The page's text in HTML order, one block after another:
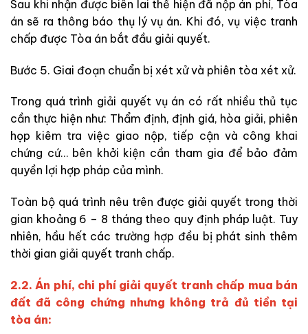
Sau khi nhận được biên lai thể hiện đã nộp án phí, Tòa
án sẽ ra thông báo thụ lý vụ án. Khi đó, vụ việc tranh
chấp được Tòa án bắt đầu giải quyết.
Bước 5. Giai đoạn chuẩn bị xét xử và phiên tòa xét xử.
Trong quá trình giải quyết vụ án có rất nhiều thủ tục
cần thực hiện như: Thẩm định, định giá, hòa giải, phiên
họp kiêm tra việc giao nộp, tiếp cận và công khai
chứng cứ… bên khởi kiện cần tham gia để bảo đảm
quyền lợi hợp pháp của mình.
Toàn bộ quá trình nêu trên được giải quyết trong thời
gian khoảng 6 – 8 tháng theo quy định pháp luật. Tuy
nhiên, hầu hết các trường hợp đều bị phát sinh thêm
thời gian giải quyết tranh chấp.
2.2. Án phí, chi phí giải quyết tranh chấp mua bán
đất đã công chứng nhưng không trả đủ tiền tại
tòa án: